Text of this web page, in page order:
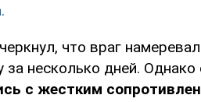
что враг
за несколько дней.
с жестким